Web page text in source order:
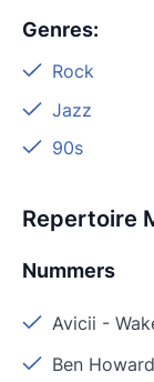
Genres:
Rock
Jazz
90s
Repertoire
Nummers
Avicii -
Ben Howard